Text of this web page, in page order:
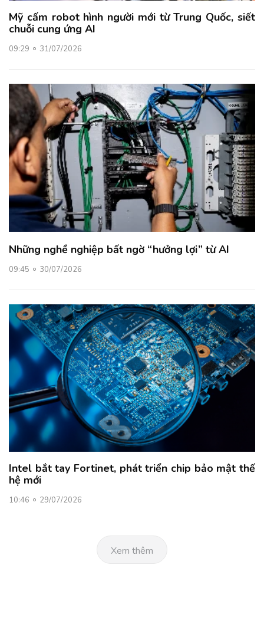
Mỹ cấm robot hình người mới từ Trung Quốc, siết
chuỗi cung ứng AI
09:29 31/07/2026
Những nghề nghiệp bất ngờ “hưởng lợi” từ AI
09:45 30/07/2026
Intel bắt tay Fortinet, phát triển chip bảo mật thế
hệ mới
10:46 29/07/2026
Xem thêm